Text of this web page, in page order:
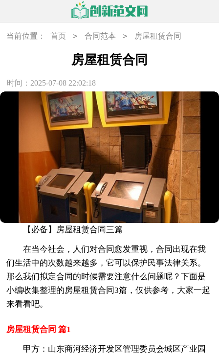
当前位置： 首页 > 合同范本 > 房屋租赁合同
房屋租赁合同
时间：2025-07-08 22:02:18
【必备】房屋租赁合同三篇
在当今社会，人们对合同愈发重视，合同出现在我
们生活中的次数越来越多，它可以保护民事法律关系。
那么我们拟定合同的时候需要注意什么问题呢？下面是
小编收集整理的房屋租赁合同3篇，仅供参考，大家一起
来看看吧。
房屋租赁合同 篇1
甲方：山东商河经济开发区管理委员会城区产业园